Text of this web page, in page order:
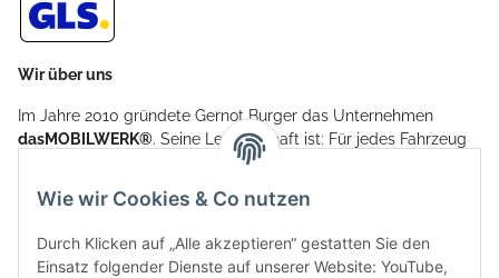
Wir über uns
Im Jahre 2010 gründete Gernot Burger das Unternehmen
dasMOBILWERK®. Seine Leidenschaft ist: Für jedes Fahrzeug
ein Car Cover anzubieten - passgenau und individuell.
weitere Produkte, wie Reifenschuhe, Hardtopständer hinzu.
sind mit hochwertigen Techniken und Materialien gefertigt.
Wie wir Cookies & Co nutzen
Durch Klicken auf „Alle akzeptieren“ gestatten Sie den
Einsatz folgender Dienste auf unserer Website: YouTube,